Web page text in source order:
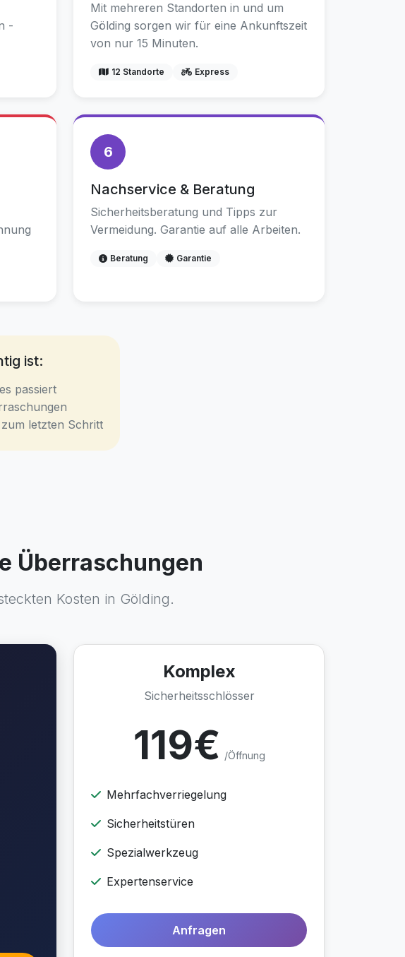
-
Mit mehreren Standorten in und um
Gölding sorgen wir für eine Ankunftszeit
von nur 15 Minuten.
12 Standorte Express
6
Nachservice & Beratung
Sicherheitsberatung und Tipps zur
Vermeidung. Garantie auf alle Arbeiten.
Beratung Garantie
ist:
passiert
letzten Schritt
Überraschungen
Kosten in Gölding.
Komplex
Sicherheitsschlösser
119€ /Öffnung
Mehrfachverriegelung
Sicherheitstüren
Spezialwerkzeug
Expertenservice
Anfragen